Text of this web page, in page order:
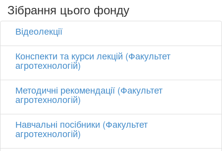
Зібрання цього фонду
Відеолекції
Конспекти та курси лекцій (Факультет
агротехнологій)
Методичні рекомендації (Факультет
агротехнологій)
Навчальні посібники (Факультет
агротехнологій)